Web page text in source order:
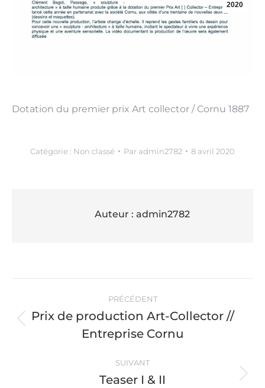
2020
Dotation du premier prix Art collector / Cornu 1887
Catégorie : Non classé Par admin2782 8 avril 2020
Auteur : admin2782
Navigation
article
PRÉCÉDENT
précédent
Prix de production Art-Collector //
Entreprise Cornu
SUIVANT
Article
Teaser I & II